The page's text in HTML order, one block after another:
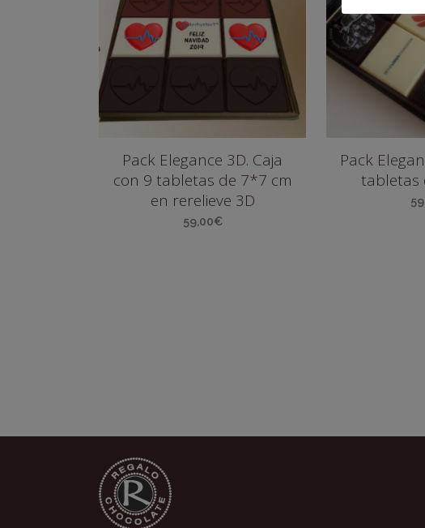
Pack Elegance 3D. Caja
con 9 tabletas de 7*7 cm
en rerelieve 3D
59,00€
Pack
tabletas